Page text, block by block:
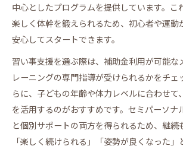
中心としたプログラムを提供しています。こ
楽しく体幹を鍛えられるため、初心者や運動
安心してスタートできます。
習い事支援を選ぶ際は、補助金利用が可能な
レーニングの専門指導が受けられるかをチェ
らに、子どもの年齢や体力レベルに合わせて
を活用するのがおすすめです。セミパーソナ
と個別サポートの両方を得られるため、継続
「楽しく続けられる」「姿勢が良くなった